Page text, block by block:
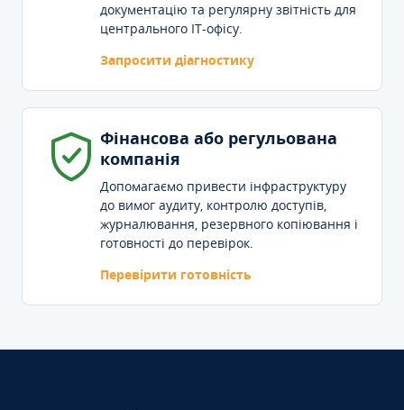
документацію та регулярну звітність для
центрального IT-офісу.
Запросити діагностику
Фінансова або регульована
компанія
Допомагаємо привести інфраструктуру
до вимог аудиту, контролю доступів,
журналювання, резервного копіювання і
готовності до перевірок.
Перевірити готовність